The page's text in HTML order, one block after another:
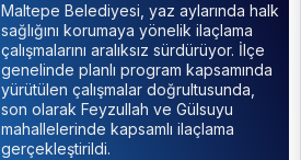
Maltepe Belediyesi, yaz aylarında halk
sağlığını korumaya yönelik ilaçlama
çalışmalarını aralıksız sürdürüyor. İlçe
genelinde planlı program kapsamında
yürütülen çalışmalar doğrultusunda,
son olarak Feyzullah ve Gülsuyu
mahallelerinde kapsamlı ilaçlama
gerçekleştirildi.